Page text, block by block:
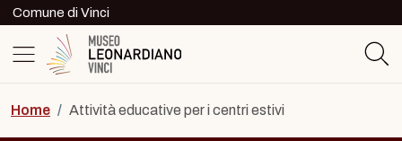
Skip to content
Comune di Vinci
Home / Attività educative per i centri estivi